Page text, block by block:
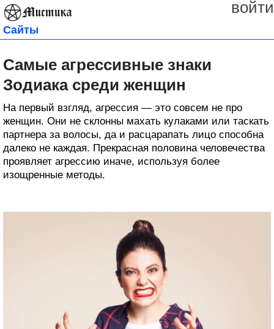
войти
Сайты
Самые агрессивные знаки
Зодиака среди женщин
На первый взгляд, агрессия — это совсем не про
женщин. Они не склонны махать кулаками или таскать
партнера за волосы, да и расцарапать лицо способна
далеко не каждая. Прекрасная половина человечества
проявляет агрессию иначе, используя более
изощренные методы.